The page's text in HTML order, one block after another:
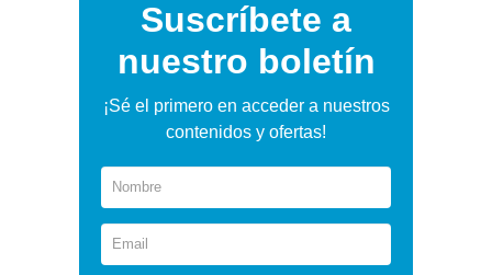
Suscríbete a
nuestro boletín
¡Sé el primero en acceder a nuestros
contenidos y ofertas!